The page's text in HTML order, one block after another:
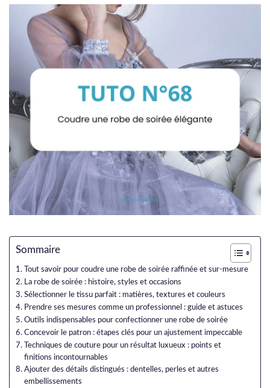
Sommaire
Tout savoir pour coudre une robe de soirée raffinée et sur-mesure
La robe de soirée : histoire, styles et occasions
Sélectionner le tissu parfait : matières, textures et couleurs
Prendre ses mesures comme un professionnel : guide et astuces
Outils indispensables pour confectionner une robe de soirée
Concevoir le patron : étapes clés pour un ajustement impeccable
Techniques de couture pour un résultat luxueux : points et
finitions incontournables
Ajouter des détails distingués : dentelles, perles et autres
embellissements